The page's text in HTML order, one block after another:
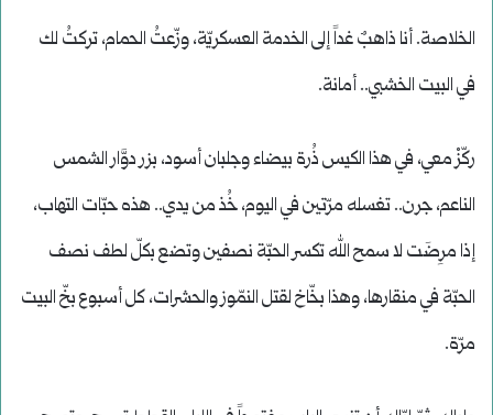
الخلاصة. أنا ذاهبٌ غداً إلى الخدمة العسكريّة، وزّعتُ الحمام، تركتُ لك
في البيت الخشبي.. أمانة.
ركّزْ معي، في هذا الكيس ذُرة بيضاء وجلبان أسود، بزر دوَّار الشمس
الناعم، جرن.. تغسله مرّتين في اليوم، خُذ من يدي.. هذه حبّات التهاب،
إذا مرِضَت لا سمح الله تكسر الحبّة نصفين وتضع بكلّ لطف نصف
الحبّة في منقارها، وهذا بخّاخ لقتل النمّوز والحشرات، كل أسبوع بخّ البيت
مرّة.